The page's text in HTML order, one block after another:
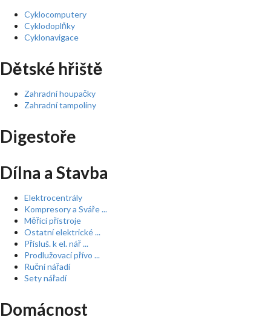
Cyklocomputery
Cyklodoplňky
Cyklonavigace
Dětské hřiště
Zahradní houpačky
Zahradní tampolíny
Digestoře
Dílna a Stavba
Elektrocentrály
Kompresory a Sváře ...
Měřící přístroje
Ostatní elektrické ...
Přísluš. k el. nář ...
Prodlužovací přívo ...
Ruční nářadí
Sety nářadí
Domácnost